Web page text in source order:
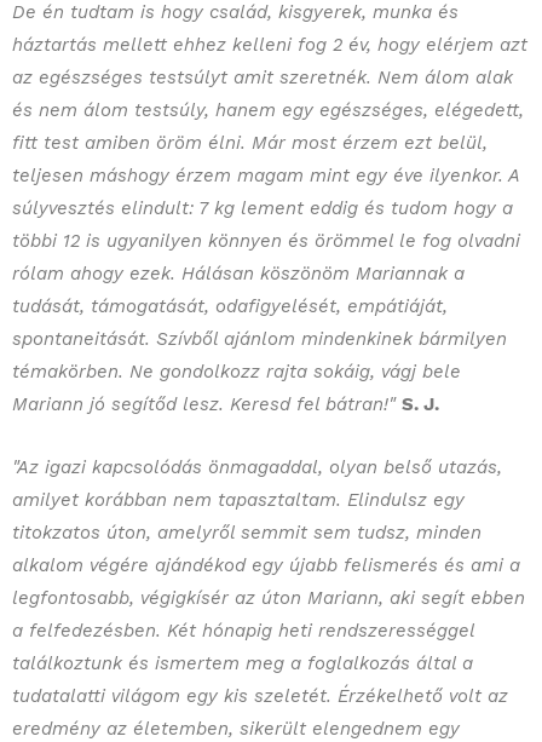
De én tudtam is hogy család, kisgyerek, munka és
háztartás mellett ehhez kelleni fog 2 év, hogy elérjem azt
az egészséges testsúlyt amit szeretnék. Nem álom alak
és nem álom testsúly, hanem egy egészséges, elégedett,
fitt test amiben öröm élni. Már most érzem ezt belül,
teljesen máshogy érzem magam mint egy éve ilyenkor. A
súlyvesztés elindult: 7 kg lement eddig és tudom hogy a
többi 12 is ugyanilyen könnyen és örömmel le fog olvadni
rólam ahogy ezek. Hálásan köszönöm Mariannak a
tudását, támogatását, odafigyelését, empátiáját,
spontaneitását. Szívből ajánlom mindenkinek bármilyen
témakörben. Ne gondolkozz rajta sokáig, vágj bele
Mariann jó segítőd lesz. Keresd fel bátran!" S. J.
"Az igazi kapcsolódás önmagaddal, olyan belső utazás,
amilyet korábban nem tapasztaltam. Elindulsz egy
titokzatos úton, amelyről semmit sem tudsz, minden
alkalom végére ajándékod egy újabb felismerés és ami a
legfontosabb, végigkísér az úton Mariann, aki segít ebben
a felfedezésben. Két hónapig heti rendszerességgel
találkoztunk és ismertem meg a foglalkozás által a
tudatalatti világom egy kis szeletét. Érzékelhető volt az
eredmény az életemben, sikerült elengednem egy